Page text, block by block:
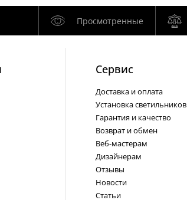
Просмотренные
Cервис
Доставка и оплата
Установка светильников
Гарантия и качество
Возврат и обмен
Веб-мастерам
Дизайнерам
Отзывы
Новости
Статьи